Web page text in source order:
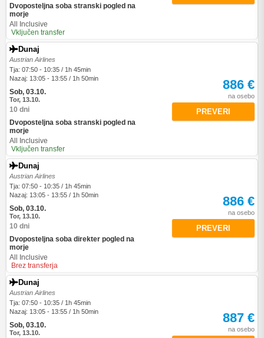
Dvoposteljna soba stranski pogled na
morje
All Inclusive
Vključen transfer
Dunaj
Austrian Airlines
Tja: 07:50 - 10:35 / 1h 45min
Nazaj: 13:05 - 13:55 / 1h 50min
Sob, 03.10.
Tor, 13.10.
10 dni
Dvoposteljna soba stranski pogled na
morje
All Inclusive
Vključen transfer
886 €
na osebo
PREVERI
Dunaj
Austrian Airlines
Tja: 07:50 - 10:35 / 1h 45min
Nazaj: 13:05 - 13:55 / 1h 50min
Sob, 03.10.
Tor, 13.10.
10 dni
Dvoposteljna soba direkter pogled na
morje
All Inclusive
Brez transferja
886 €
na osebo
PREVERI
Dunaj
Austrian Airlines
Tja: 07:50 - 10:35 / 1h 45min
Nazaj: 13:05 - 13:55 / 1h 50min
Sob, 03.10.
Tor, 13.10.
887 €
na osebo